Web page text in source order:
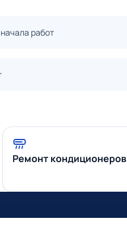
работ
Ремонт кондиционеров